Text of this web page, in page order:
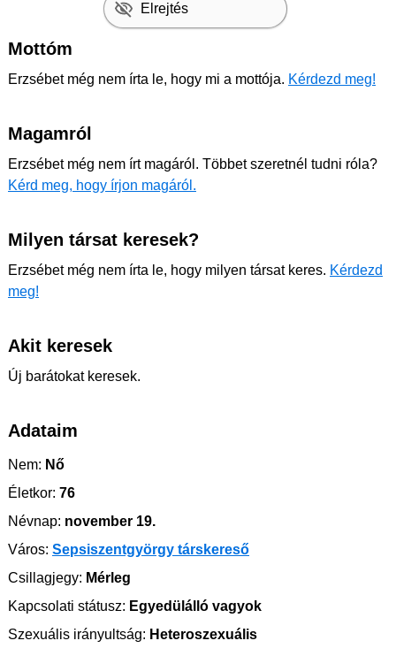
Elrejtés
Mottóm
Erzsébet még nem írta le, hogy mi a mottója. Kérdezd meg!
Magamról
Erzsébet még nem írt magáról. Többet szeretnél tudni róla?
Kérd meg, hogy írjon magáról.
Milyen társat keresek?
Erzsébet még nem írta le, hogy milyen társat keres. Kérdezd
meg!
Akit keresek
Új barátokat keresek.
Adataim
Nem: Nő
Életkor: 76
Névnap: november 19.
Város: Sepsiszentgyörgy társkereső
Csillagjegy: Mérleg
Kapcsolati státusz: Egyedülálló vagyok
Szexuális irányultság: Heteroszexuális